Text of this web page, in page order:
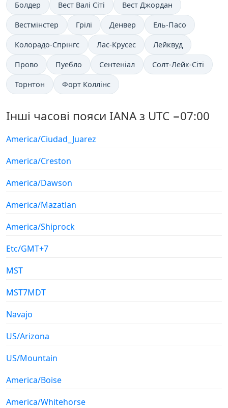
Болдер Вест Валі Сіті Вест Джордан
Вестмінстер Грілі Денвер Ель-Пасо
Колорадо-Спрінгс Лас-Крусес Лейквуд
Прово Пуебло Сентеніал Солт-Лейк-Сіті
Торнтон Форт Коллінс
Інші часові пояси IANA з UTC −07:00
America/Ciudad_Juarez
America/Creston
America/Dawson
America/Mazatlan
America/Shiprock
Etc/GMT+7
MST
MST7MDT
Navajo
US/Arizona
US/Mountain
America/Boise
America/Whitehorse